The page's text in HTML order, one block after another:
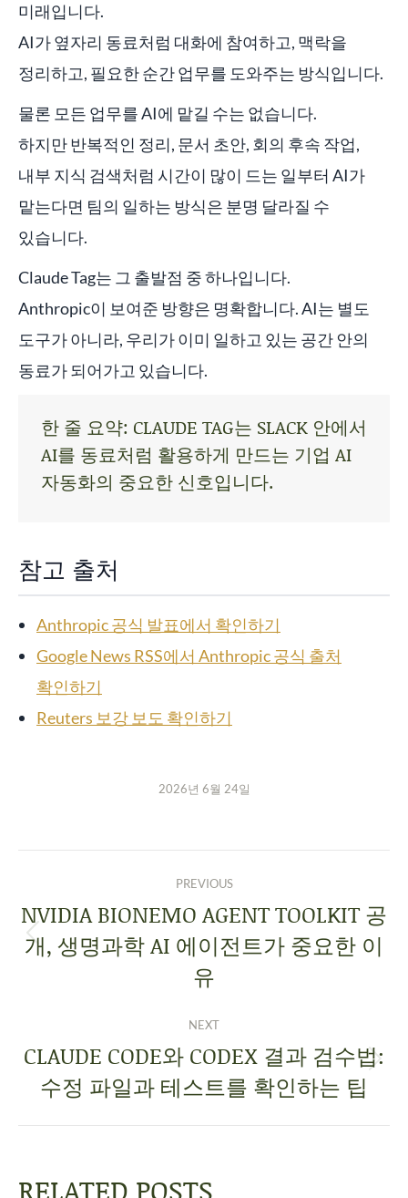
미래입니다.
AI가 옆자리 동료처럼 대화에 참여하고, 맥락을
정리하고, 필요한 순간 업무를 도와주는 방식입니다.
물론 모든 업무를 AI에 맡길 수는 없습니다.
하지만 반복적인 정리, 문서 초안, 회의 후속 작업,
내부 지식 검색처럼 시간이 많이 드는 일부터 AI가
맡는다면 팀의 일하는 방식은 분명 달라질 수
있습니다.
Claude Tag는 그 출발점 중 하나입니다.
Anthropic이 보여준 방향은 명확합니다. AI는 별도
도구가 아니라, 우리가 이미 일하고 있는 공간 안의
동료가 되어가고 있습니다.
한 줄 요약: CLAUDE TAG는 SLACK 안에서
AI를 동료처럼 활용하게 만드는 기업 AI
자동화의 중요한 신호입니다.
참고 출처
Anthropic 공식 발표에서 확인하기
Google News RSS에서 Anthropic 공식 출처
확인하기
Reuters 보강 보도 확인하기
2026년 6월 24일
PREVIOUS
NVIDIA BIONEMO AGENT TOOLKIT 공
개, 생명과학 AI 에이전트가 중요한 이
유
NEXT
CLAUDE CODE와 CODEX 결과 검수법:
수정 파일과 테스트를 확인하는 팁
RELATED POSTS